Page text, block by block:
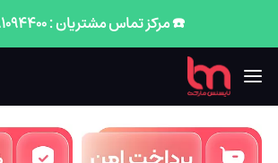
☎️ مرکز تماس مشتریان : 91094400-021